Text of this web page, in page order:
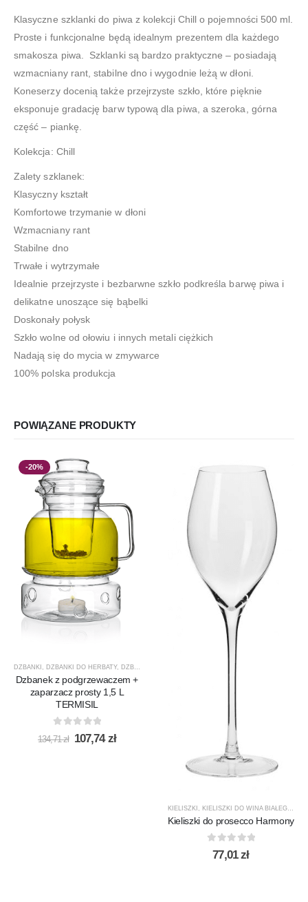
Klasyczne szklanki do piwa z kolekcji Chill o pojemności 500 ml.
Proste i funkcjonalne będą idealnym prezentem dla każdego
smakosza piwa. Szklanki są bardzo praktyczne – posiadają
wzmacniany rant, stabilne dno i wygodnie leżą w dłoni.
Koneserzy docenią także przejrzyste szkło, które pięknie
eksponuje gradację barw typową dla piwa, a szeroka, górna
część – piankę.
Kolekcja: Chill
Zalety szklanek:
Klasyczny kształt
Komfortowe trzymanie w dłoni
Wzmacniany rant
Stabilne dno
Trwałe i wytrzymałe
Idealnie przejrzyste i bezbarwne szkło podkreśla barwę piwa i
delikatne unoszące się bąbelki
Doskonały połysk
Szkło wolne od ołowiu i innych metali ciężkich
Nadają się do mycia w zmywarce
100% polska produkcja
POWIĄZANE PRODUKTY
-20%
DZBANKI DZBANKI DO HERBATY, DZBANKI DO KAWY
Dzbanek z podgrzewaczem +
zaparzacz prosty 1,5 L
TERMISIL
out of 5
134,71zł Pierwotna
cena
107,74złAktualna
KIELISZKI KIELISZKI DO WINA BIAŁEGO
Kieliszki do prosecco Harmony
out of 5
77,01zł